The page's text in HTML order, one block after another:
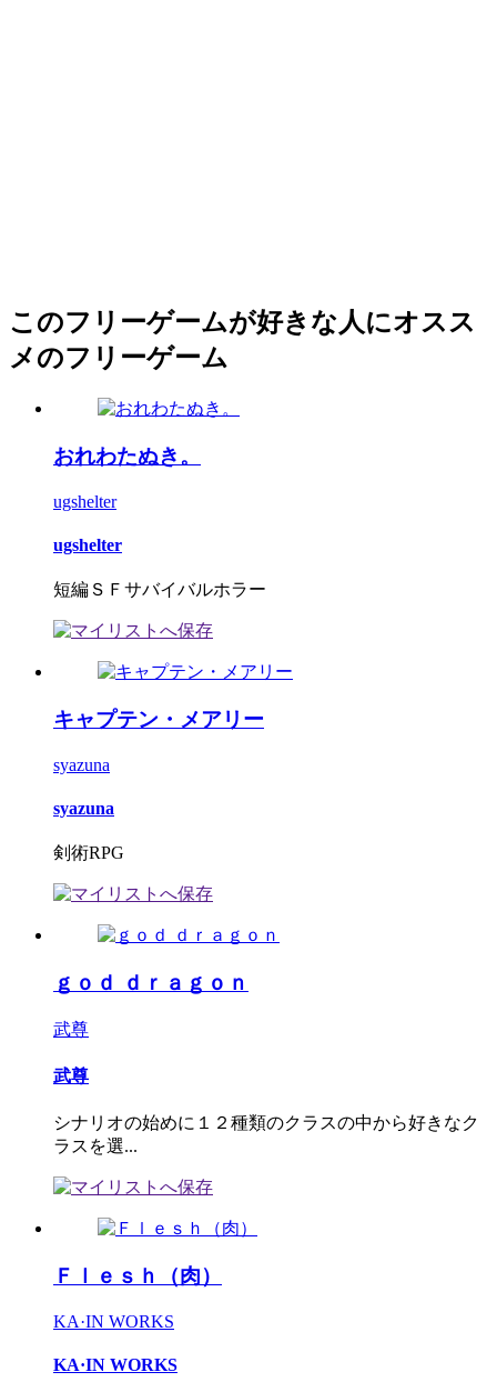
このフリーゲームが好きな人にオスス
メのフリーゲーム
おれわたぬき。
ugshelter
ugshelter
短編ＳＦサバイバルホラー
キャプテン・メアリー
syazuna
syazuna
剣術RPG
ｇｏｄ ｄｒａｇｏｎ
武尊
武尊
シナリオの始めに１２種類のクラスの中から好きなク
ラスを選...
Ｆｌｅｓｈ（肉）
KA·IN WORKS
KA·IN WORKS